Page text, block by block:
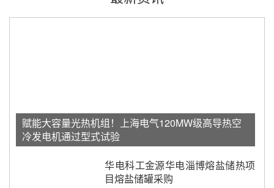
赋能大容量光热机组！上海电气120MW级高导热空
冷发电机通过型式试验
华电科工金源华电淄博熔盐储热项
目熔盐储罐采购